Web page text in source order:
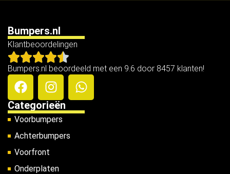
Bumpers.nl
Klantbeoordelingen
Bumpers.nl beoordeeld met een 9.6 door 8457 klanten!
Categorieën
Voorbumpers
Achterbumpers
Voorfront
Onderplaten